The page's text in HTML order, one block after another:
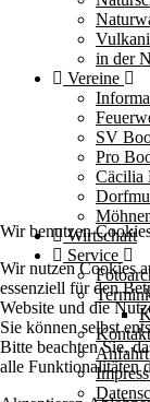
in der
Vereine
SV
Pro
Cäcilia
Wirtschaft
Service
Kontakt
Anfahrt
Wir benutzen
Wir nutzen Cookies
essenziell für den
Website und die
Sie können selbst
Bitte beachten Sie,
alle Funktionalitäten